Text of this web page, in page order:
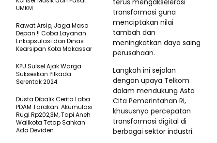
terus mengakselerasi
transformasi guna
menciptakan nilai
tambah dan
meningkatkan daya saing
perusahaan.
Langkah ini sejalan
dengan upaya Telkom
dalam mendukung Asta
Cita Pemerintahan RI,
khususnya percepatan
transformasi digital di
berbagai sektor industri.
UMKM
Rawat Arsip, Jaga Masa
Depan !! Coba Layanan
Enkapsulasi dari Dinas
Kearsipan Kota Makassar
KPU Sulsel Ajak Warga
Sukseskan Pilkada
Serentak 2024
Dusta Dibalik Cerita Laba
PDAM Tarakan: Akumulasi
Rugi Rp202,3M, Tapi Aneh
Walikota Tetap Sahkan
Ada Deviden